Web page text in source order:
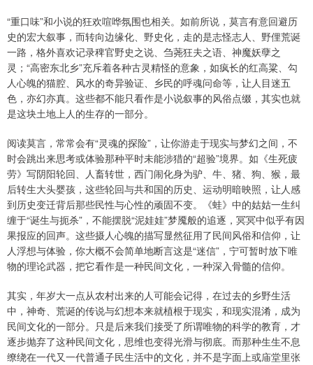
“重口味”和小说的狂欢喧哗氛围也相关。如前所说，莫言有意回避历
史的宏大叙事，而转向边缘化、野史化，走的是志怪志人、野俚荒诞
一路，格外喜欢记录稗官野史之说、刍荛狂夫之语、神魔妖孽之
灵；“高密东北乡”充斥着各种古灵精怪的意象，如疯长的红高粱、勾
人心魄的猫腔、风水的奇异验证、乡民的呼魂问命等，让人目迷五
色，亦幻亦真。这些都不能只看作是小说叙事的风俗点缀，其实也就
是这块土地上人的生存的一部分。
阅读莫言，常常会有“灵魂的探险”，让你游走于现实与梦幻之间，不
时会跳出来思考或体验那种平时未能涉猎的“超验”境界。如《生死疲
劳》写阴阳轮回、人畜转世，西门闹化身为驴、牛、猪、狗、猴，最
后转生大头婴孩，这些轮回与共和国的历史、运动明暗映照，让人感
到历史变迁背后那些民性与心性的顽固不变。《蛙》中的姑姑一生纠
缠于“诞生与扼杀”，不能摆脱“泥娃娃”梦魇般的追逐，冥冥中似乎有因
果报应的回声。这些摄人心魄的描写显然征用了民间风俗和信仰，让
人浮想与体验，你大概不会简单地断言这是“迷信”，宁可暂时放下唯
物的理论武器，把它看作是一种民间文化，一种深入骨髓的信仰。
其实，年岁大一点从农村出来的人可能会记得，在过去的乡野生活
中，神奇、荒诞的传说与幻想本来就植根于现实，和现实混淆，成为
民间文化的一部分。只是后来我们接受了所谓唯物的科学的教育，才
逐步抛弃了这种民间文化，思维也变得光滑与彻底。而那种生生不息
缭绕在一代又一代普通子民生活中的文化，并不是字面上或庙堂里张